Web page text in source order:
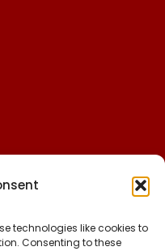
technologies like cookies to
Consenting to these